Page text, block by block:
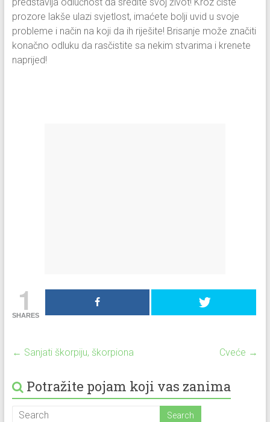
prozore lakše ulazi svjetlost, imaćete bolji uvid u svoje
probleme i način na koji da ih riješite! Brisanje može značiti
konačno odluku da rasčistite sa nekim stvarima i krenete
naprijed!
1
SHARES
← Sanjati škorpiju, škorpiona Cveće →
Potražite pojam koji vas zanima